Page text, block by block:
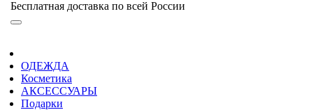
Бесплатная доставка по всей России
ОДЕЖДА
Косметика
АКСЕССУАРЫ
Подарки